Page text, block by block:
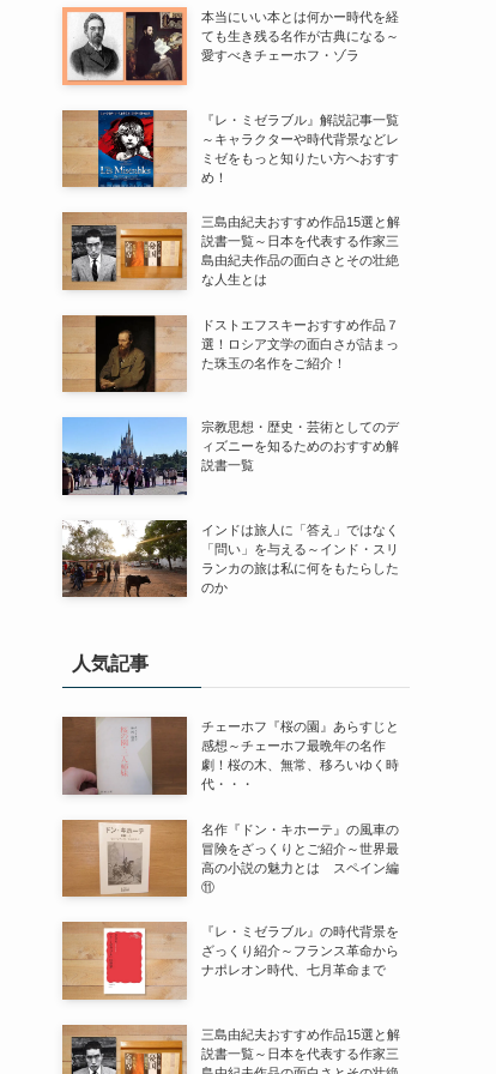
本当にいい本とは何かー時代を経
ても生き残る名作が古典になる～
愛すべきチェーホフ・ゾラ
『レ・ミゼラブル』解説記事一覧
～キャラクターや時代背景などレ
ミゼをもっと知りたい方へおすす
め！
三島由紀夫おすすめ作品15選と解
説書一覧～日本を代表する作家三
島由紀夫作品の面白さとその壮絶
な人生とは
ドストエフスキーおすすめ作品７
選！ロシア文学の面白さが詰まっ
た珠玉の名作をご紹介！
宗教思想・歴史・芸術としてのデ
ィズニーを知るためのおすすめ解
説書一覧
インドは旅人に「答え」ではなく
「問い」を与える～インド・スリ
ランカの旅は私に何をもたらした
のか
人気記事
チェーホフ『桜の園』あらすじと
感想～チェーホフ最晩年の名作
劇！桜の木、無常、移ろいゆく時
代・・・
名作『ドン・キホーテ』の風車の
冒険をざっくりとご紹介～世界最
高の小説の魅力とは スペイン編
⑪
『レ・ミゼラブル』の時代背景を
ざっくり紹介～フランス革命から
ナポレオン時代、七月革命まで
三島由紀夫おすすめ作品15選と解
説書一覧～日本を代表する作家三